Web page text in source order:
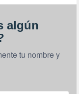
algún
tu nombre y